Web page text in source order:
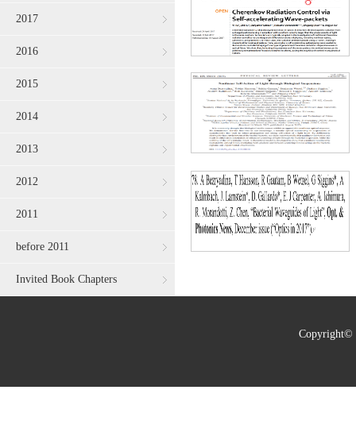
2017
2016
2015
2014
2013
2012
2011
before 2011
Invited Book Chapters